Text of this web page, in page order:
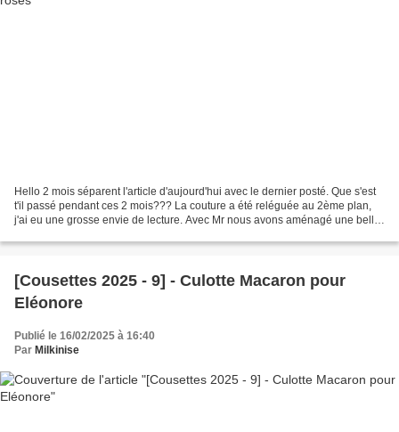
Hello 2 mois séparent l'article d'aujourd'hui avec le dernier posté. Que s'est
t'il passé pendant ces 2 mois??? La couture a été reléguée au 2ème plan,
j'ai eu une grosse envie de lecture. Avec Mr nous avons aménagé une belle
[Cousettes 2025 - 9] - Culotte Macaron pour
Eléonore
Publié le 16/02/2025 à 16:40
Par Milkinise